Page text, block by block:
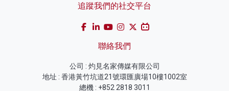
追蹤我們的社交平台
聯絡我們
公司 : 灼見名家傳媒有限公司
地址 : 香港黃竹坑道21號環匯廣場10樓1002室
總機 : +852 2818 3011